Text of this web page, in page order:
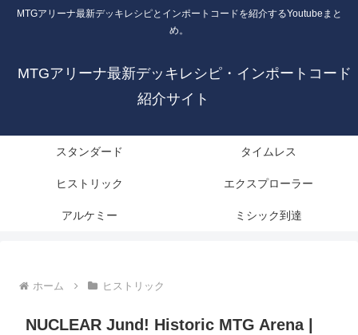
MTGアリーナ最新デッキレシピとインポートコードを紹介するYoutubeまと
め。
MTGアリーナ最新デッキレシピ・インポートコード
紹介サイト
スタンダード タイムレス
ヒストリック エクスプローラー
アルケミー ミシック到達
ホーム ヒストリック
NUCLEAR Jund! Historic MTG Arena |